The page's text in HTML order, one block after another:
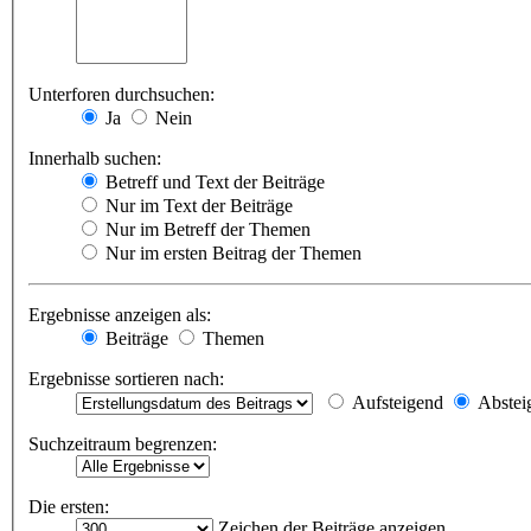
Unterforen durchsuchen:
Ja
Nein
Innerhalb suchen:
Betreff und Text der Beiträge
Nur im Text der Beiträge
Nur im Betreff der Themen
Nur im ersten Beitrag der Themen
Ergebnisse anzeigen als:
Beiträge
Themen
Ergebnisse sortieren nach:
Aufsteigend
Suchzeitraum begrenzen:
Die ersten: